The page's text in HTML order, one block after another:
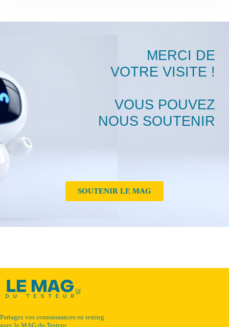
MERCI DE
VOTRE VISITE !
VOUS POUVEZ
NOUS SOUTENIR
SOUTENIR LE MAG
Partagez vos connaissances en testing
avec le MAG du Testeur